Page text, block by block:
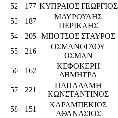
52
177 ΚΥΠΡΑΙΟΣ ΓΕΩΡΓΙΟΣ
53
187
ΜΑΥΡΟΥΛΗΣ
ΠΕΡΙΚΛΗΣ
54
205 ΜΠΟΤΣΟΣ ΣΤΑΥΡΟΣ
55
216
ΟΣΜΑΝΟΓΛΟΥ
ΟΣΜΑΝ
56
162
ΚΕΦΟΚΕΡΗ
ΔΗΜΗΤΡΑ
57
221
ΠΑΠΑΔΑΜΗ
ΚΩΝΣΤΑΝΤΙΝΟΣ
58 151
ΚΑΡΑΜΠΕΚΙΟΣ
ΑΘΑΝΑΣΙΟΣ